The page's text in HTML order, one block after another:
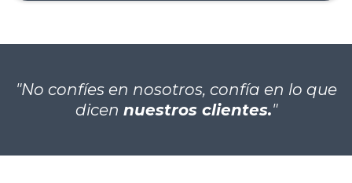
"No confíes en nosotros, confía en lo que
dicen nuestros clientes."